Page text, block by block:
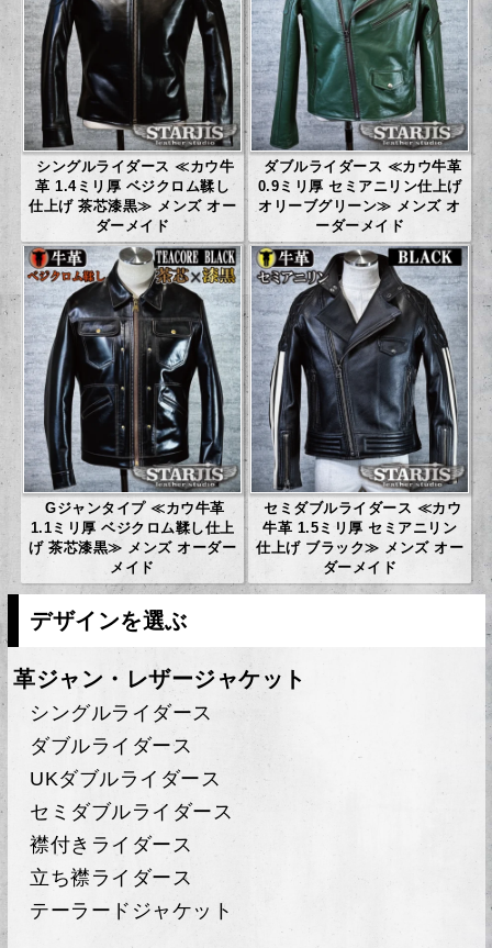
シングルライダース ≪カウ牛
革 1.4ミリ厚 ベジクロム鞣し
仕上げ 茶芯漆黒≫ メンズ オー
ダーメイド
ダブルライダース ≪カウ牛革
0.9ミリ厚 セミアニリン仕上げ
オリーブグリーン≫ メンズ オ
ーダーメイド
Gジャンタイプ ≪カウ牛革
1.1ミリ厚 ベジクロム鞣し仕上
げ 茶芯漆黒≫ メンズ オーダー
メイド
セミダブルライダース ≪カウ
牛革 1.5ミリ厚 セミアニリン
仕上げ ブラック≫ メンズ オー
ダーメイド
デザインを選ぶ
革ジャン・レザージャケット
シングルライダース
ダブルライダース
UKダブルライダース
セミダブルライダース
襟付きライダース
立ち襟ライダース
テーラードジャケット